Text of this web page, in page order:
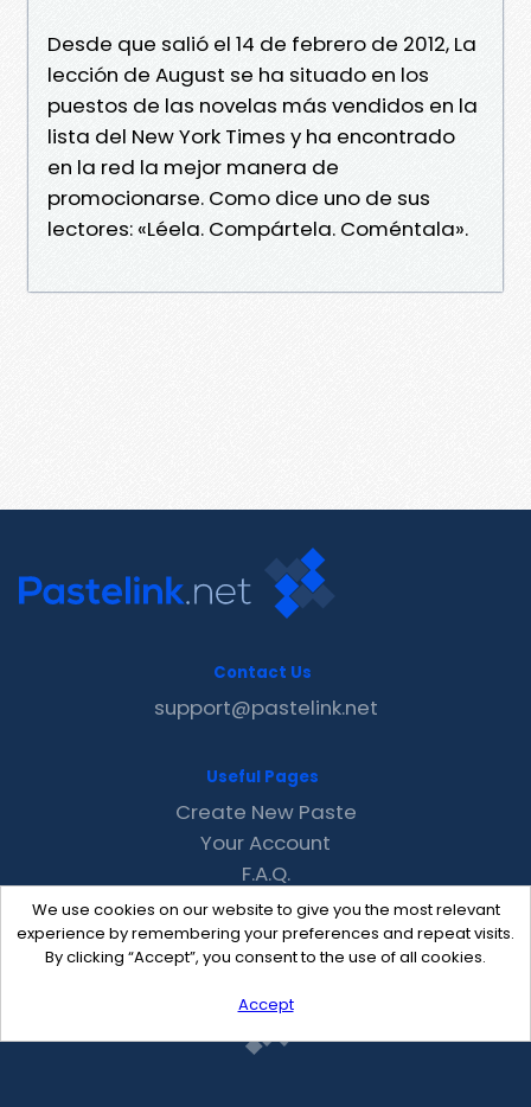
Desde que salió el 14 de febrero de 2012, La
lección de August se ha situado en los
puestos de las novelas más vendidos en la
lista del New York Times y ha encontrado
en la red la mejor manera de
promocionarse. Como dice uno de sus
lectores: «Léela. Compártela. Coméntala».
We use cookies on our website to give you the most relevant
experience by remembering your preferences and repeat visits.
By clicking “Accept”, you consent to the use of all cookies.
Accept
Contact Us
support@pastelink.net
Useful Pages
Create New Paste
Your Account
F.A.Q.
Recent
Contact